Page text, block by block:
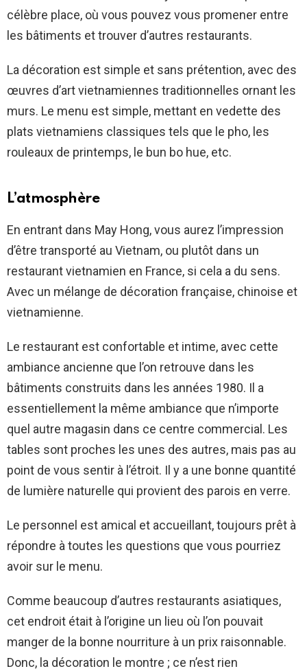
célèbre place, où vous pouvez vous promener entre
les bâtiments et trouver d’autres restaurants.
La décoration est simple et sans prétention, avec des
œuvres d’art vietnamiennes traditionnelles ornant les
murs. Le menu est simple, mettant en vedette des
plats vietnamiens classiques tels que le pho, les
rouleaux de printemps, le bun bo hue, etc.
L’atmosphère
En entrant dans May Hong, vous aurez l’impression
d’être transporté au Vietnam, ou plutôt dans un
restaurant vietnamien en France, si cela a du sens.
Avec un mélange de décoration française, chinoise et
vietnamienne.
Le restaurant est confortable et intime, avec cette
ambiance ancienne que l’on retrouve dans les
bâtiments construits dans les années 1980. Il a
essentiellement la même ambiance que n’importe
quel autre magasin dans ce centre commercial. Les
tables sont proches les unes des autres, mais pas au
point de vous sentir à l’étroit. Il y a une bonne quantité
de lumière naturelle qui provient des parois en verre.
Le personnel est amical et accueillant, toujours prêt à
répondre à toutes les questions que vous pourriez
avoir sur le menu.
Comme beaucoup d’autres restaurants asiatiques,
cet endroit était à l’origine un lieu où l’on pouvait
manger de la bonne nourriture à un prix raisonnable.
Donc, la décoration le montre ; ce n’est rien